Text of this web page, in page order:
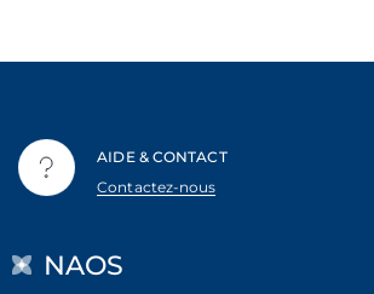
AIDE & CONTACT
Contactez-nous
NAOS